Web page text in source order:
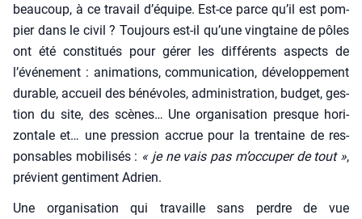
beau­coup, à ce tra­vail d’équipe. Est-ce parce qu’il est pom­
pier dans le civil ? Tou­jours est-il qu’une ving­taine de pôles
ont été consti­tués pour gérer les dif­fé­rents aspects de
l’événement : ani­ma­tions, com­mu­ni­ca­tion, déve­lop­pe­ment
durable, accueil des béné­voles, admi­nis­tra­tion, bud­get, ges­
tion du site, des scènes… Une orga­ni­sa­tion presque hori­
zon­tale et… une pres­sion accrue pour la tren­taine de res­
pon­sables mobi­li­sés : « je ne vais pas m’occuper de tout »,
pré­vient gen­ti­ment Adrien.
Une orga­ni­sa­tion qui tra­vaille sans perdre de vue